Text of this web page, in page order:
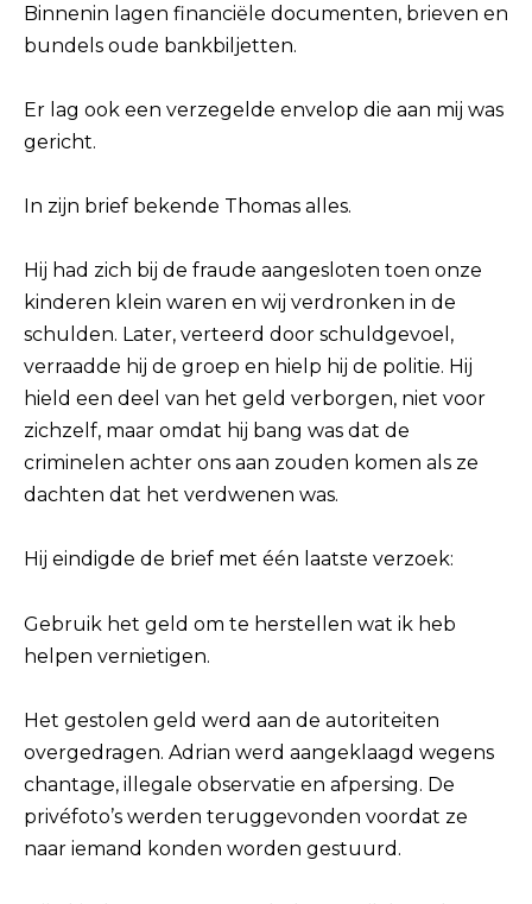
Binnenin lagen financiële documenten, brieven en
bundels oude bankbiljetten.
Er lag ook een verzegelde envelop die aan mij was
gericht.
In zijn brief bekende Thomas alles.
Hij had zich bij de fraude aangesloten toen onze
kinderen klein waren en wij verdronken in de
schulden. Later, verteerd door schuldgevoel,
verraadde hij de groep en hielp hij de politie. Hij
hield een deel van het geld verborgen, niet voor
zichzelf, maar omdat hij bang was dat de
criminelen achter ons aan zouden komen als ze
dachten dat het verdwenen was.
Hij eindigde de brief met één laatste verzoek:
Gebruik het geld om te herstellen wat ik heb
helpen vernietigen.
Het gestolen geld werd aan de autoriteiten
overgedragen. Adrian werd aangeklaagd wegens
chantage, illegale observatie en afpersing. De
privéfoto’s werden teruggevonden voordat ze
naar iemand konden worden gestuurd.